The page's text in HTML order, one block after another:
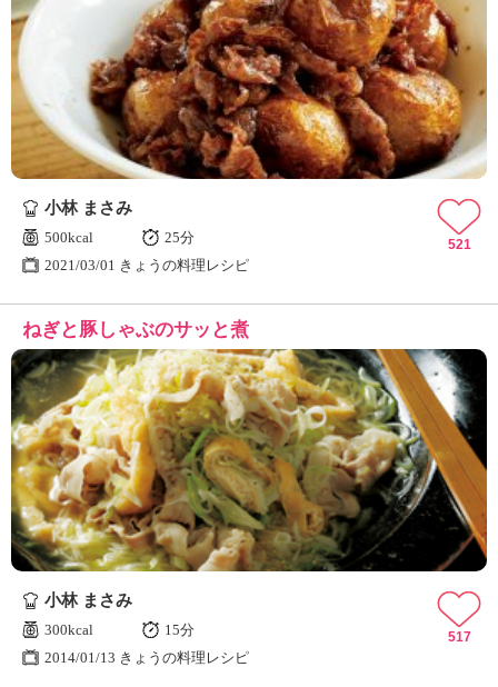
小林 まさみ
500kcal
25分
2021/03/01 きょうの料理レシピ
521
ねぎと豚しゃぶのサッと煮
小林 まさみ
300kcal
15分
2014/01/13 きょうの料理レシピ
517